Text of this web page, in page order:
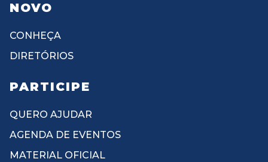
NOVO
CONHEÇA
DIRETÓRIOS
PARTICIPE
QUERO AJUDAR
AGENDA DE EVENTOS
MATERIAL OFICIAL